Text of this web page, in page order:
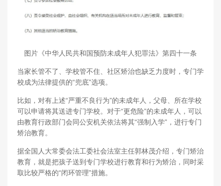
图片《中华人民共和国预防未成年人犯罪法》第四十一条
当家长管不了、学校管不住、社区矫治也缺乏力度时，专门学
校成为法律提供的“兜底”选项。
比如，对有上述“严重不良行为”的未成年人，父母、所在学校
可以申请将其送进专门学校。对于“更危险”的未成年人，可以
由教育行政部门会同公安机关依法将其“强制入学”，进行专门
矫治教育。
据全国人大常委会法工委社会法室主任郭林茂介绍，专门矫治
教育，就是把孩子送到专门学校进行教育和行为矫治，同时采
取比较严格的“闭环管理”措施。